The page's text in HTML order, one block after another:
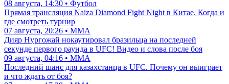
08 августа, 14:30 • Футбол
Прямая трансляция Naiza Diamond Fight Night в Китае. Когда и
где смотреть турнир
07 августа, 20:26 • ММА
Дияр Нургожай нокаутировал бразильца на последней
секунде первого раунда в UFC! Видео и слова после боя
09 августа, 04:16 • ММА
Последний шанс для казахстанца в UFC. Почему он выиграет
и что ждать от боя?